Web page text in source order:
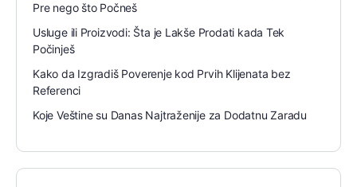
Pre nego što Počneš
Usluge ili Proizvodi: Šta je Lakše Prodati kada Tek
Počinješ
Kako da Izgradiš Poverenje kod Prvih Klijenata bez
Referenci
Koje Veštine su Danas Najtraženije za Dodatnu Zaradu